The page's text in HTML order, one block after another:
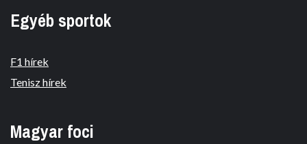
Egyéb sportok
F1 hírek
Tenisz hírek
Magyar foci